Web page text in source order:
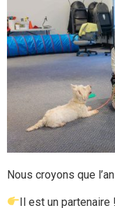
Nous croyons que
Il est un partenaire !